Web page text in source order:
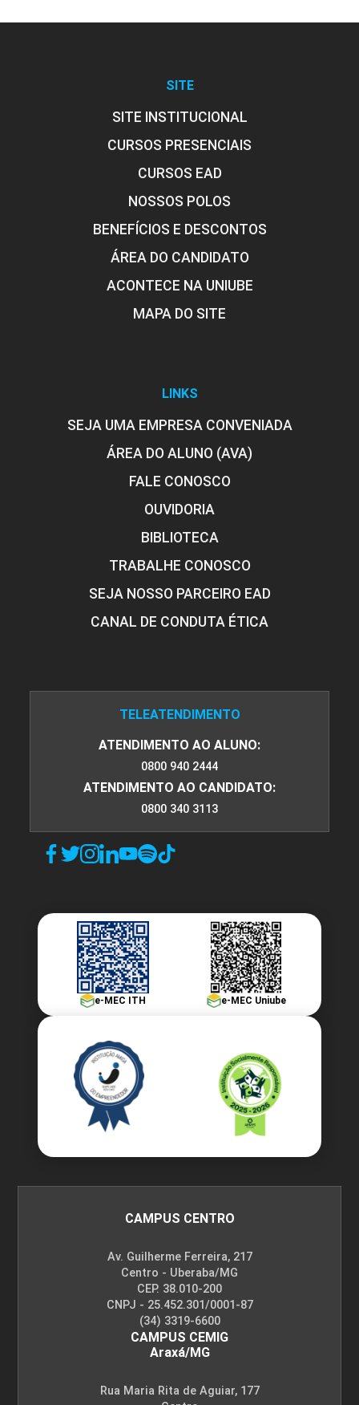
SITE
SITE INSTITUCIONAL
CURSOS PRESENCIAIS
CURSOS EAD
NOSSOS POLOS
BENEFÍCIOS E DESCONTOS
ÁREA DO CANDIDATO
ACONTECE NA UNIUBE
MAPA DO SITE
LINKS
SEJA UMA EMPRESA CONVENIADA
ÁREA DO ALUNO (AVA)
FALE CONOSCO
OUVIDORIA
BIBLIOTECA
TRABALHE CONOSCO
SEJA NOSSO PARCEIRO EAD
CANAL DE CONDUTA ÉTICA
TELEATENDIMENTO
ATENDIMENTO AO ALUNO:
0800 940 2444
ATENDIMENTO AO CANDIDATO:
0800 340 3113
e-MEC ITH e-MEC Uniube
CAMPUS CENTRO
Av. Guilherme Ferreira, 217
Centro - Uberaba/MG
CEP. 38.010-200
CNPJ - 25.452.301/0001-87
(34) 3319-6600
CAMPUS CEMIG
Araxá/MG
Rua Maria Rita de Aguiar, 177